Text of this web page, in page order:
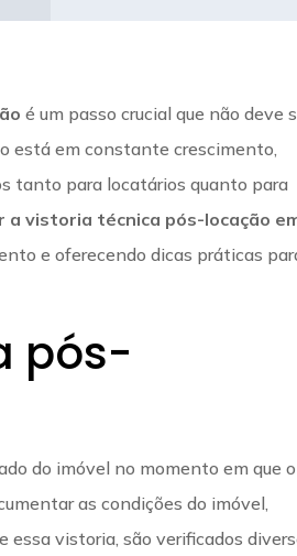
é um passo crucial que não deve
está em constante crescimento,
tanto para locatários quanto para
a vistoria técnica pós-locação
e oferecendo dicas práticas
pós-
do imóvel no momento em que o
as condições do imóvel,
essa vistoria, são verificados